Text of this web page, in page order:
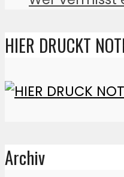
HIER DRUCKT
Archiv